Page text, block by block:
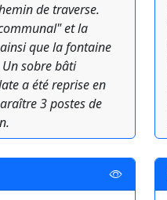
de traverse.
et la
que la fontaine
sobre bâti
a été reprise en
3 postes de